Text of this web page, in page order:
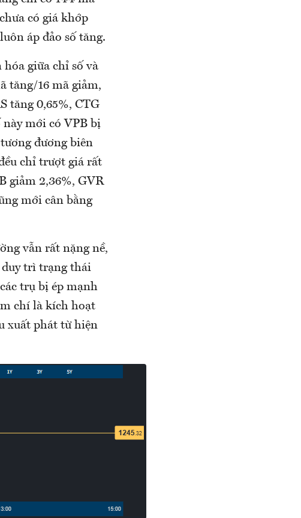
có giá khớp
áp đảo số tăng.
giữa chỉ số và
tăng/16 mã giảm,
tăng 0,65%, CTG
này mới có VPB bị
đương biên
chỉ trượt giá rất
giảm 2,36%, GVR
mới cân bằng
vẫn rất nặng nề,
duy trì trạng thái
trụ bị ép mạnh
chí là kích hoạt
xuất phát từ hiện